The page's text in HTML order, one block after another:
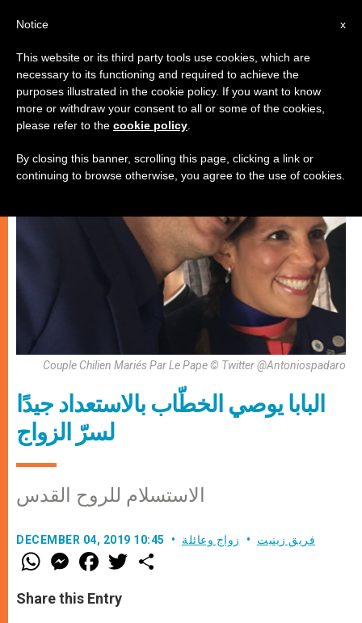
زواج وعائلة
Couple Chilien Mariés Par Le Pape © Twitter @Antoniospadaro
البابا يوصي الخطّاب بالاستعداد جيدًا
لسرّ الزواج
الاستسلام للروح القدس
DECEMBER 04, 2019 10:45 فريق زينيت زواج وعائلة
W
h
t
s
M
e
s
e
F
a
e
b
T
w
Share this Entry
x
Notice
This website or its third party tools use cookies, which are
necessary to its functioning and required to achieve the
purposes illustrated in the cookie policy. If you want to know
more or withdraw your consent to all or some of the cookies,
please refer to the cookie policy
By closing this banner, scrolling this page, clicking a link or
continuing to browse otherwise, you agree to the use of cookies.